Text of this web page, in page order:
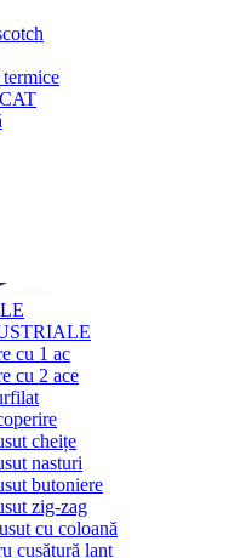
cu 1 ac
cu 2 ace
cheițe
nasturi
butoniere
zig-zag
cu coloană
cusătură lanț